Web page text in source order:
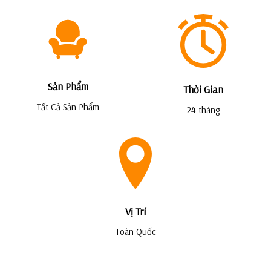
Sản Phẩm
Tất Cả Sản Phẩm
Thời Gian
24 tháng
Vị Trí
Toàn Quốc